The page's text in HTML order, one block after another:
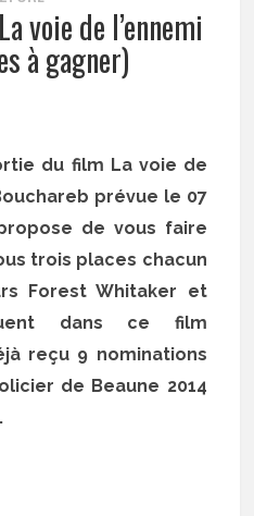
voie de l’ennemi
à gagner)
du film La voie de
prévue le 07
de vous faire
trois places chacun
Forest Whitaker et
dans ce film
reçu 9 nominations
de Beaune 2014